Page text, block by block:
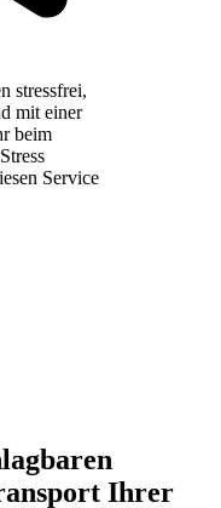
stressfrei,
mit einer
beim
Service
Ihrer